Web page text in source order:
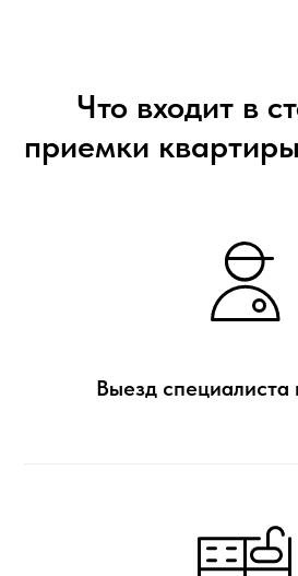
Что входит в
приемки
Выезд специалиста